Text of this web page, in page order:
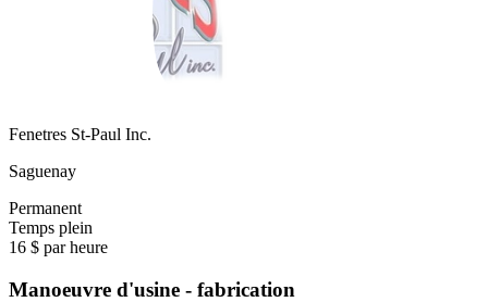
Fenetres St-Paul Inc.
Saguenay
Permanent
Temps plein
16 $ par heure
Manoeuvre d'usine - fabrication